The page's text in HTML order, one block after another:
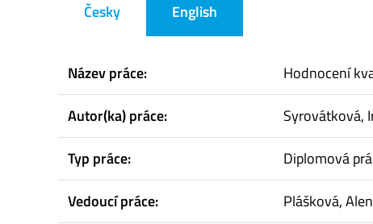
Česky English
Název práce:
Hodnocení
Autor(ka) práce:
Syrovátková,
Typ práce:
Diplomová
Vedoucí práce:
Plášková,